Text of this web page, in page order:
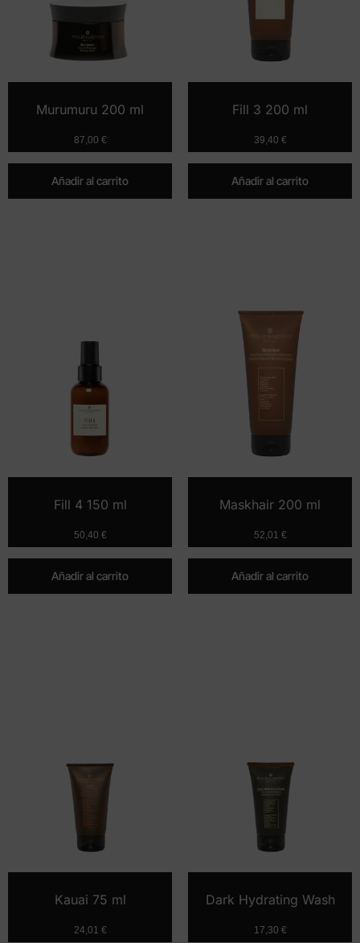
Murumuru 200 ml
87,00 €
Añadir al carrito
Fill 3 200 ml
39,40 €
Añadir al carrito
Fill 4 150 ml
50,40 €
Añadir al carrito
Maskhair 200 ml
52,01 €
Añadir al carrito
Kauai 75 ml
24,01 €
Dark Hydrating Wash
17,30 €